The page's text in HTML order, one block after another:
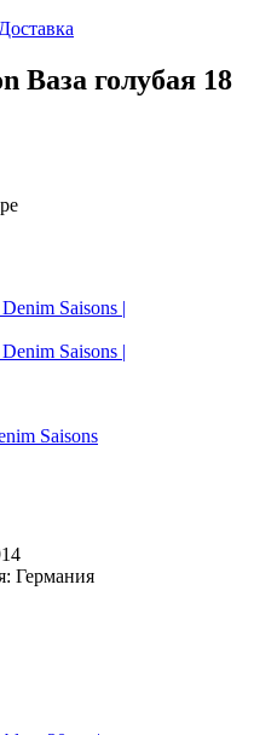
Ваза голубая 18
Saisons
Германия